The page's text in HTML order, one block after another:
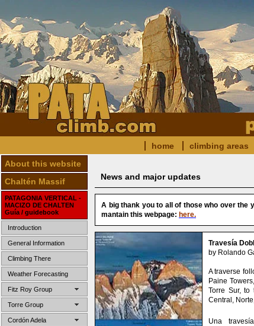
home climbing areas
About this website
Chaltén Massif
PATAGONIA VERTICAL -
MACIZO DE CHALTEN
Guía / guidebook
Introduction
General Information
Climbing There
Weather Forecasting
Fitz Roy Group
Torre Group
Cordón Adela
News and major updates
A big thank you to all of those who over the
mantain this webpage: here.
Travesía
by Rolando
A traverse
Paine
Torre Sur, to
Central,
Una